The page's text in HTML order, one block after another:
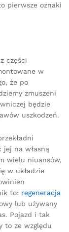
pierwsze oznaki
części
w
że po
zmuszeni
będzie
uszkodzeń.
jej na własną
wielu niuansów,
w układzie
to: regeneracja
lub używany
Pojazd i tak
to ze względu